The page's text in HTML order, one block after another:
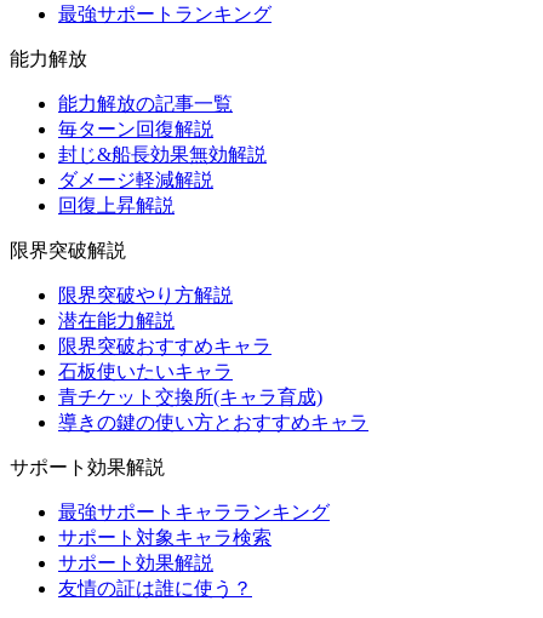
最強サポートランキング
能力解放
能力解放の記事一覧
毎ターン回復解説
封じ&船長効果無効解説
ダメージ軽減解説
回復上昇解説
限界突破解説
限界突破やり方解説
潜在能力解説
限界突破おすすめキャラ
石板使いたいキャラ
青チケット交換所(キャラ育成)
導きの鍵の使い方とおすすめキャラ
サポート効果解説
最強サポートキャラランキング
サポート対象キャラ検索
サポート効果解説
友情の証は誰に使う？